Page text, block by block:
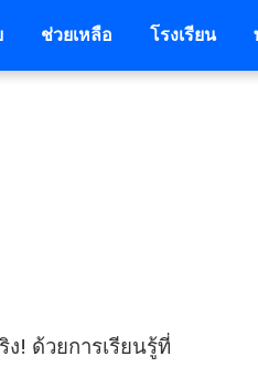
ช่วยเหลือ โรงเรียน
! ด้วยการเรียนรู้ที่